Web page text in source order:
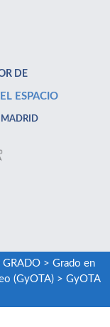
DE
ESPACIO
MADRID
> Grado en
(GyOTA)> GyOTA